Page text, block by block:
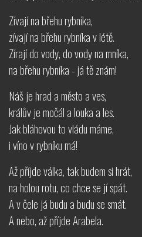
Zívají na břehu rybníka,
zívají na břehu rybníka v létě.
Zírají do vody, do vody na mníka,
na břehu rybníka - já tě znám!
Náš je hrad a město a ves,
králův je močál a louka a les.
Jak bláhovou to vládu máme,
i víno v rybníku má!
Až příjde válka, tak budem si hrát,
na holou rotu, co chce se jí spát.
A v čele já budu a budu se smát.
A nebo, až příjde Arabela.